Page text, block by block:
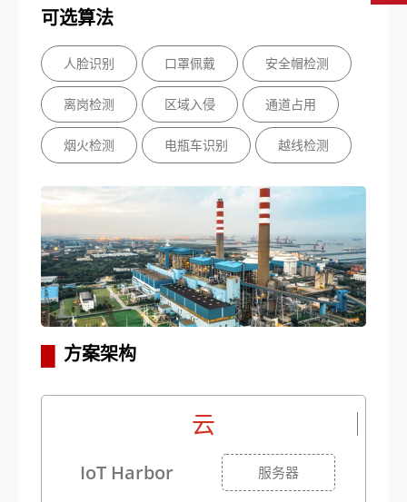
可选算法
人脸识别 口罩佩戴 安全帽检测
离岗检测 区域入侵 通道占用
烟火检测 电瓶车识别 越线检测
方案架构
云
IoT Harbor 服务器